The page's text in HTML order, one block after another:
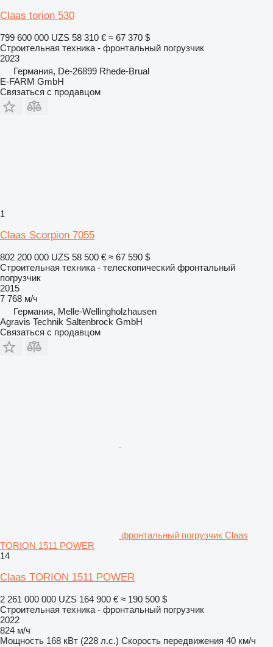
Claas torion 530
799 600 000 UZS 58 310 € ≈ 67 370 $
Строительная техника - фронтальный погрузчик
2023
Германия, De-26899 Rhede-Brual
E-FARM GmbH
Связаться с продавцом
1
Claas Scorpion 7055
802 200 000 UZS 58 500 € ≈ 67 590 $
Строительная техника - телескопический фронтальный
погрузчик
2015
7 768 м/ч
Германия, Melle-Wellingholzhausen
Agravis Technik Saltenbrock GmbH
Связаться с продавцом
фронтальный погрузчик Claas
TORION 1511 POWER
14
Claas TORION 1511 POWER
2 261 000 000 UZS 164 900 € ≈ 190 500 $
Строительная техника - фронтальный погрузчик
2022
824 м/ч
Мощность 168 кВт (228 л.с.) Скорость передвижения 40 км/ч